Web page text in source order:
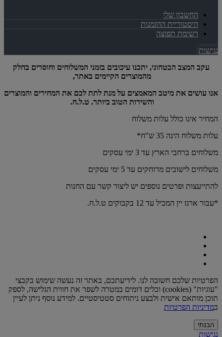
החשבון שלי
היסטוריית ההזמנות
רשימת תפוצה
נגישות
עקב המצב הבטחוני, יתכנו עיכובים בזמני המשלוחים וחוסרים בחלק
מהמוצרים הקיימים באתר,
אנו עושים את מיטב המאמצים על מנת לתת לכם את המחירים והמוצרים
והשירות הטוב ביותר. ט.ל.ח.
המחיר אינו כולל עלות משלוח
עלות משלוח הינה 35 ש"ח*
משלוחים ברחבי הארץ עד 3 ימי עסקים
משלוחים לישובים מרוחקים עד 5 ימי עסקים
להתייעצות ופרטים נוספים יש ליצור קשר עם החנות
*עבור ארגז יין המכיל עד 12 בקבוקים ט.ל.ח.
הפרטיות שלכם חשובה לנו. לידיעתכם, באתר זה נעשה שימוש בקבצי
"עוגיות" (cookies) וכלים דומים במטרה לשפר את חווית הגלישה, לספק
תוכן מותאם אישית ולבצע ניתוחים סטטיסטיים. למידע נוסף ניתן לעיין
במדיניות הפרטיות
הבנתי
נגישות